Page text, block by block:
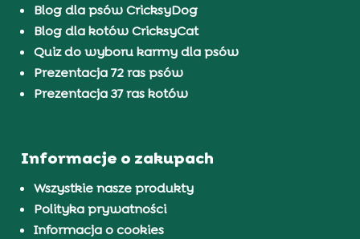
Blog dla psów CricksyDog
Blog dla kotów CricksyCat
Quiz do wyboru karmy dla psów
Prezentacja 72 ras psów
Prezentacja 37 ras kotów
Informacje o zakupach
Wszystkie nasze produkty
Polityka prywatności
Informacja o cookies